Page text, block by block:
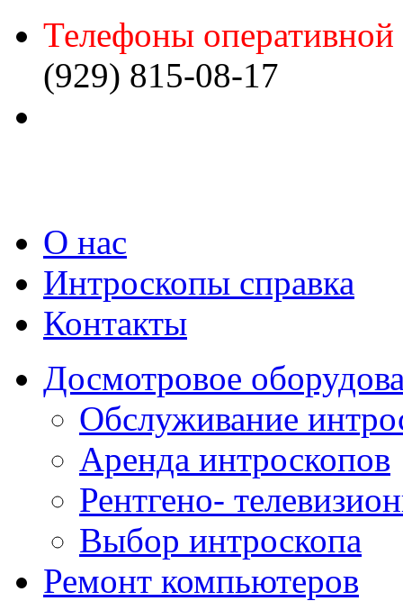
Телефоны оперативной
(929) 815-08-17
О нас
Интроскопы справка
Контакты
Досмотровое
Обслуживание
Аренда интроскопов
Рентгено-
Выбор интроскопа
Ремонт компьютеров